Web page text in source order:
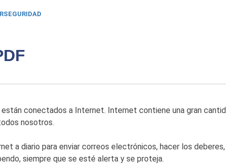
conectados a Internet. Internet contiene una gran
nosotros.
a diario para enviar correos electrónicos, hacer los
siempre que se esté alerta y se proteja.